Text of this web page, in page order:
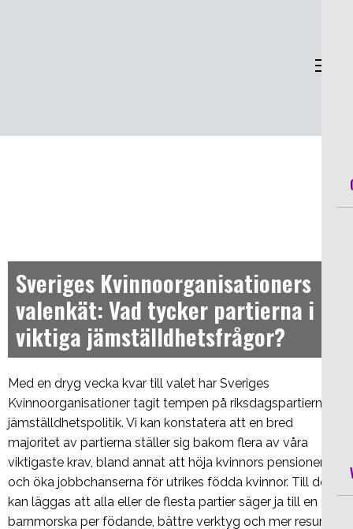
Sveriges Kvinnoorganisationers
valenkät: Vad tycker partierna i
viktiga jämställdhetsfrågor?
Med en dryg vecka kvar till valet har Sveriges
Kvinnoorganisationer tagit tempen på riksdagspartiernas
jämställdhetspolitik. Vi kan konstatera att en bred
majoritet av partierna ställer sig bakom flera av våra
viktigaste krav, bland annat att höja kvinnors pensioner
och öka jobbchanserna för utrikes födda kvinnor. Till det
kan läggas att alla eller de flesta partier säger ja till en
barnmorska per födande, bättre verktyg och mer resurser